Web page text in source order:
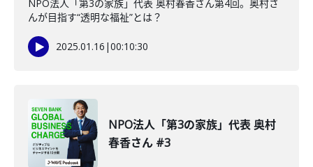
NPO法人「第3の家族」代表 奥村春香さん第4回。奥村さ
んが目指す“透明な福祉”とは？
2025.01.16 |00:10:30
NPO法人「第3の家族」代表 奥村
春香さん #3